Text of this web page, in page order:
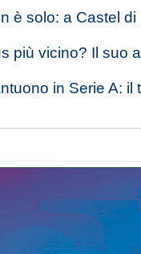
è solo: a Castel di
più vicino? Il suo
in Serie A: il